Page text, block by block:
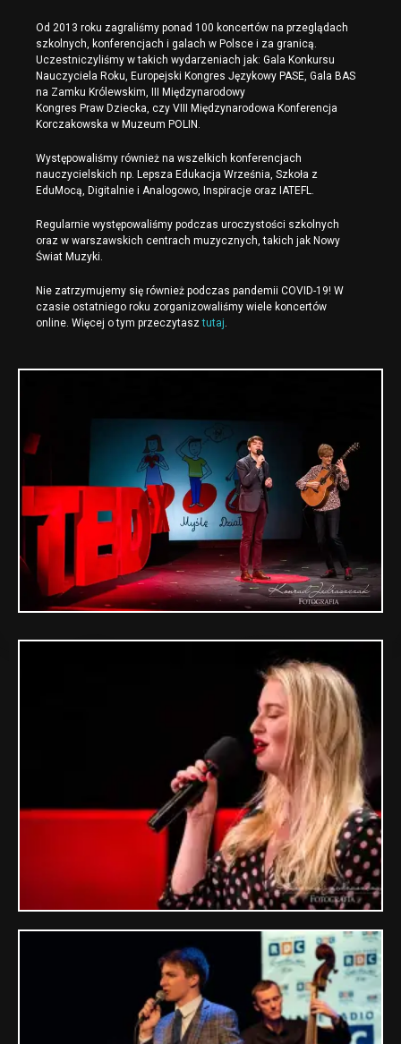
Od 2013 roku zagraliśmy ponad 100 koncertów na przeglądach
szkolnych, konferencjach i galach w Polsce i za granicą.
Uczestniczyliśmy w takich wydarzeniach jak: Gala Konkursu
Nauczyciela Roku, Europejski Kongres Językowy PASE, Gala BAS
na Zamku Królewskim, III Międzynarodowy
Kongres Praw Dziecka, czy VIII Międzynarodowa Konferencja
Korczakowska w Muzeum POLIN.
Występowaliśmy również na wszelkich konferencjach
nauczycielskich np. Lepsza Edukacja Września, Szkoła z
EduMocą, Digitalnie i Analogowo, Inspiracje oraz IATEFL.
Regularnie występowaliśmy podczas uroczystości szkolnych
oraz w warszawskich centrach muzycznych, takich jak Nowy
Świat Muzyki.
Nie zatrzymujemy się również podczas pandemii COVID-19! W
czasie ostatniego roku zorganizowaliśmy wiele koncertów
online. Więcej o tym przeczytasztutaj.